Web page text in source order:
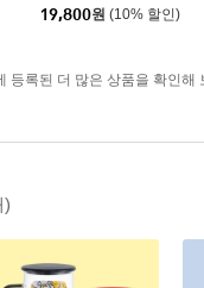
19,800원 (10% 할인)
등록된 더 많은 상품을 확인해
)